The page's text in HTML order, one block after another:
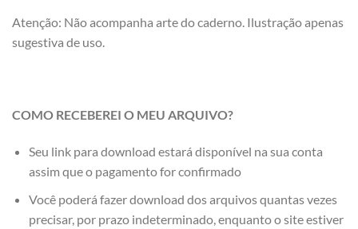
Atenção: Não acompanha arte do caderno. Ilustração apenas
sugestiva de uso.
COMO RECEBEREI O MEU ARQUIVO?
Seu link para download estará disponível na sua conta
assim que o pagamento for confirmado
Você poderá fazer download dos arquivos quantas vezes
precisar, por prazo indeterminado, enquanto o site estiver